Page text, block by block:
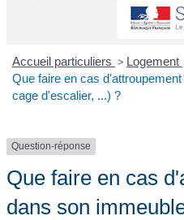
Accueil particuliers > Logement
Que faire en cas
cage d'escalier, ...) ?
Question-réponse
Que faire en cas
dans son